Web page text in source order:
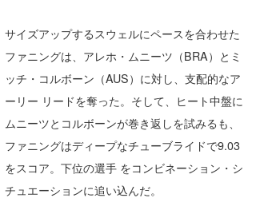
サイズアップするスウェルにペースを合わせた
ファニングは、アレホ・ムニーツ（BRA）とミ
ッチ・コルボーン（AUS）に対し、支配的なア
ーリー リードを奪った。そして、ヒート中盤に
ムニーツとコルボーンが巻き返しを試みるも、
ファニングはディープなチューブライドで9.03
をスコア。下位の選手 をコンビネーション・シ
チュエーションに追い込んだ。
上田純子
上條将美
SancheZ
米山予報士